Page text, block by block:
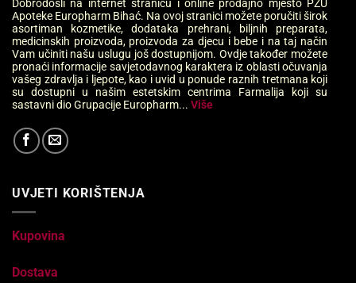
Dobrodošli na internet stranicu i online prodajno mjesto PZU
Apoteke Europharm Bihać. Na ovoj stranici možete poručiti širok
asortiman kozmetike, dodataka prehrani, biljnih preparata,
medicinskih proizvoda, proizvoda za djecu i bebe i na taj način
Vam učiniti našu uslugu još dostupnijom. Ovdje također možete
pronaći informacije savjetodavnog karaktera iz oblasti očuvanja
vašeg zdravlja i ljepote, kao i uvid u ponude raznih tretmana koji
su dostupni u našim estetskim centrima Farmalija koji su
sastavni dio Grupacije Europharm... Više
UVJETI KORIŠTENJA
Kupovina
Dostava